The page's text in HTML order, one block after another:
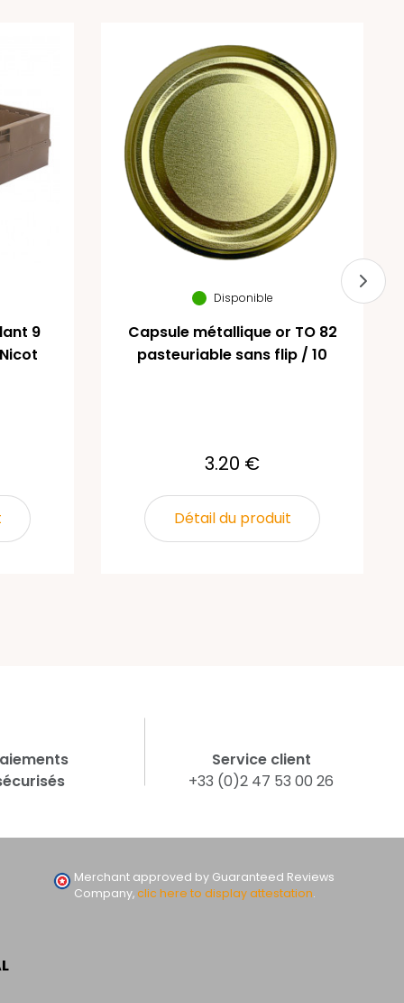
9
Disponible
Capsule métallique or TO 82
pasteuriable sans flip / 10
3.20 €
Détail du produit
Service client
+33 (0)2 47 53 00 26
Merchant approved by Guaranteed Reviews
Company,clic here to display attestation.